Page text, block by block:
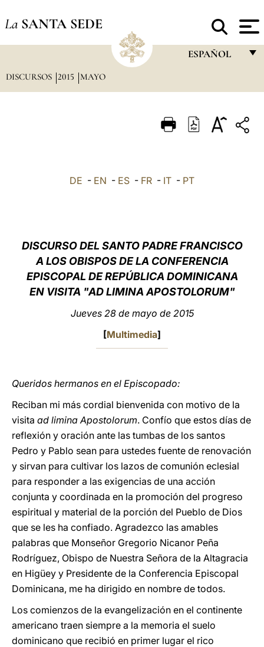
La SANTA SEDE
ESPAÑOL
ITALIANO
中文
LATINE
DISCURSOS 2015 MAYO
DE - EN - ES - FR - IT - PT
DISCURSO DEL SANTO PADRE FRANCISCO
A LOS OBISPOS DE LA CONFERENCIA
EPISCOPAL DE REPÚBLICA DOMINICANA
EN VISITA "AD LIMINA APOSTOLORUM"
Jueves 28 de mayo de 2015
[Multimedia]
Queridos hermanos en el Episcopado:
Reciban mi más cordial bienvenida con motivo de la
visita ad limina Apostolorum. Confío que estos días de
reflexión y oración ante las tumbas de los santos
Pedro y Pablo sean para ustedes fuente de renovación
y sirvan para cultivar los lazos de comunión eclesial
para responder a las exigencias de una acción
conjunta y coordinada en la promoción del progreso
espiritual y material de la porción del Pueblo de Dios
que se les ha confiado. Agradezco las amables
palabras que Monseñor Gregorio Nicanor Peña
Rodríguez, Obispo de Nuestra Señora de la Altagracia
en Higüey y Presidente de la Conferencia Episcopal
Dominicana, me ha dirigido en nombre de todos.
Los comienzos de la evangelización en el continente
americano traen siempre a la memoria el suelo
dominicano que recibió en primer lugar el rico